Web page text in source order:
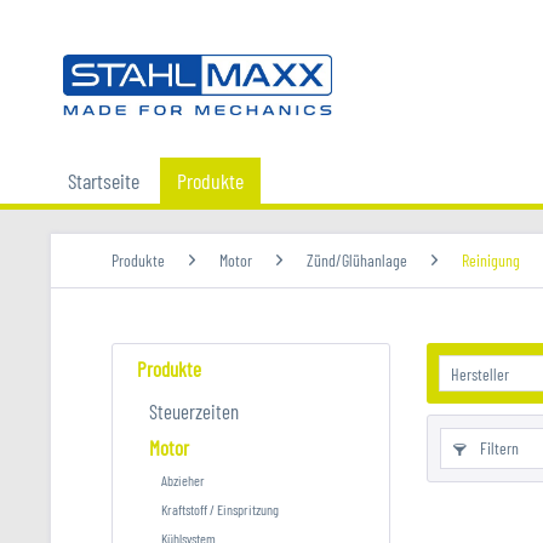
Startseite Produkte
Produkte Motor Zünd/Glühanlage Reinigung
Produkte
Steuerzeiten
Motor
Abzieher
Kraftstoff / Einspritzung
Kühlsystem
Filtern